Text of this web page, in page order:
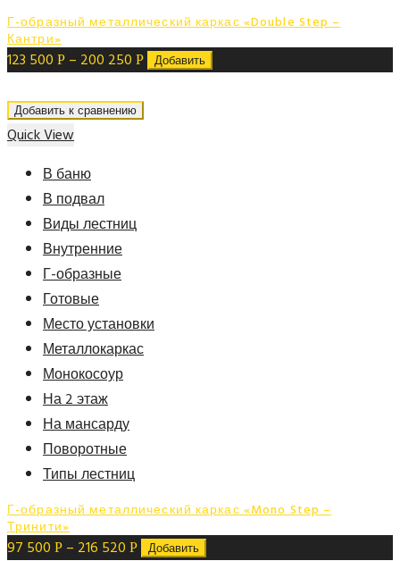
Г-образный металлический каркас «Double Step –
Кантри»
123 500 Р – 200 250 Р Добавить
Добавить к сравнению
Quick View
В баню
В подвал
Виды лестниц
Внутренние
Г-образные
Готовые
Место установки
Металлокаркас
Монокосоур
На 2 этаж
На мансарду
Поворотные
Типы лестниц
Г-образный металлический каркас «Mono Step –
Тринити»
97 500 Р – 216 520 Р Добавить